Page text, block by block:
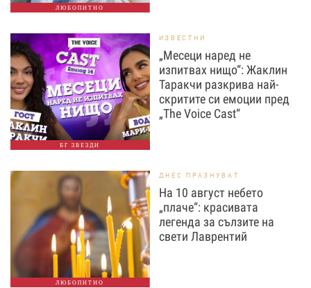
ЛЮБОПИТНО
БГ ЗВЕЗДИ
ИЗВЕСТНИ
„Месеци наред не
изпитвах нищо“: Жаклин
Таракчи разкрива най-
скритите си емоции пред
„The Voice Cast“
ЛЮБОПИТНО
ДНЕС ПРАЗНУВАТ
На 10 август небето
„плаче“: красивата
легенда за сълзите на
свети Лаврентий